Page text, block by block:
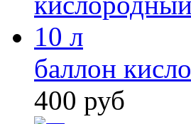
баллон
400 руб